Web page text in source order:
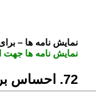
!نمایش نامه ها –
نمایش نامه ها جهت
27. احساس